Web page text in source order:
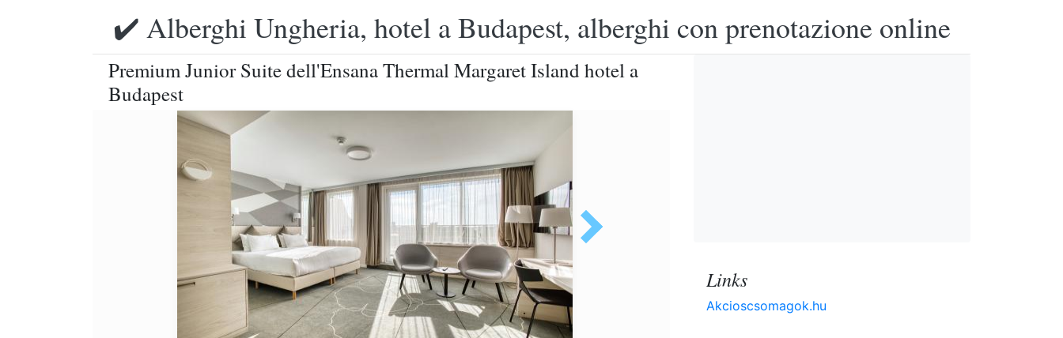
✔️ Alberghi Ungheria, hotel a Budapest, alberghi con prenotazione online
Premium Junior Suite dell'Ensana Thermal Margaret Island hotel a
Budapest
Links
Akcioscsomagok.hu